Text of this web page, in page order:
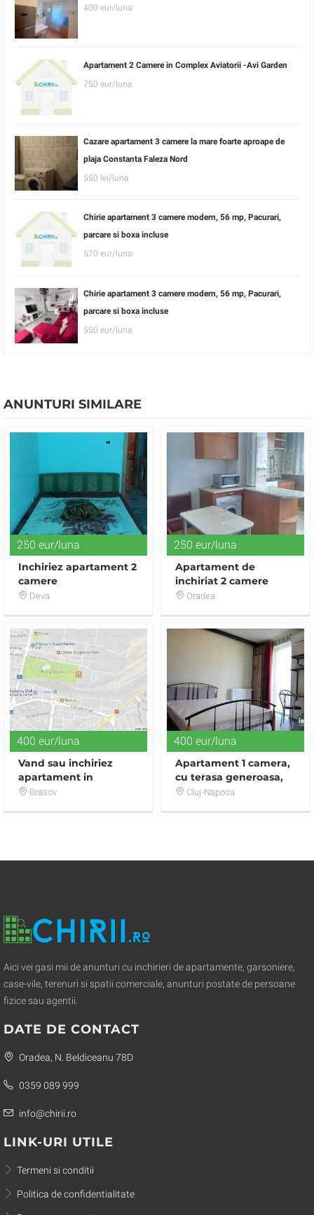
400 eur/luna
Apartament 2 Camere in Complex Aviatorii -Avi Garden
750 eur/luna
Cazare apartament 3 camere la mare foarte aproape de
plaja Constanta Faleza Nord
550 lei/luna
Chirie apartament 3 camere modern, 56 mp, Pacurari,
parcare si boxa incluse
570 eur/luna
Chirie apartament 3 camere modern, 56 mp, Pacurari,
parcare si boxa incluse
550 eur/luna
ANUNTURI SIMILARE
250 eur/luna
Inchiriez apartament 2
camere
Deva
250 eur/luna
Apartament de
inchiriat 2 camere
Oradea
400 eur/luna
Vand sau inchiriez
apartament in
complex Coresi
Brasov
400 eur/luna
Apartament 1 camera,
cu terasa generoasa,
parcare si boxa incluse
Cluj-Napoca
Aici vei gasi mii de anunturi cu inchirieri de apartamente, garsoniere,
case-vile, terenuri si spatii comerciale, anunturi postate de persoane
fizice sau agentii.
DATE DE CONTACT
Oradea, N. Beldiceanu 78D
0359 089 999
info@chirii.ro
LINK-URI UTILE
Termeni si conditii
Politica de confidentialitate